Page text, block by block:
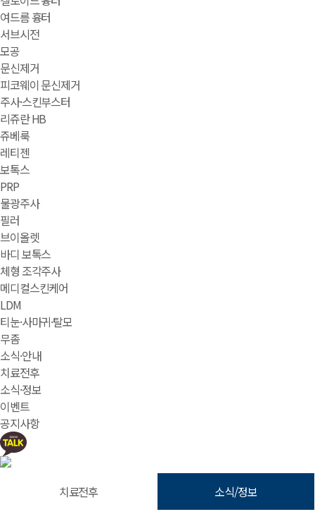
여드름 흉터
서브시전
모공
문신제거
피코웨이 문신제거
주사·스킨부스터
리쥬란 HB
쥬베룩
레티젠
보톡스
PRP
물광주사
필러
브이올렛
바디 보톡스
체형 조각주사
메디컬스킨케어
LDM
티눈·사마귀·탈모
무좀
소식·안내
치료전후
소식·정보
이벤트
공지사항
치료전후 소식/정보